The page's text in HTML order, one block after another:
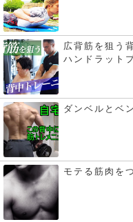
広背筋を狙う
ハンドラット
ダンベルとベ
モテる筋肉を